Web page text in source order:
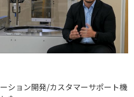
ション開発/カスタマーサポート機